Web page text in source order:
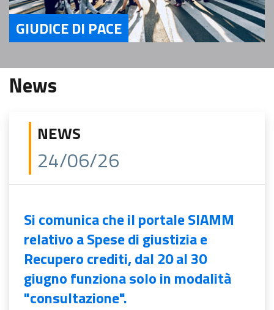
GIUDICE DI PACE
News
NEWS
24/06/26
Si comunica che il portale SIAMM
relativo a Spese di giustizia e
Recupero crediti, dal 20 al 30
giugno funziona solo in modalità
"consultazione".